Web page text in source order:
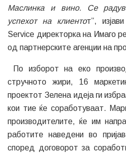
Маслинка и вино. Се
успехот на клиентот”,
Service директорка на Имаго
од партнерските агенции на
По изборот на еко
стручното жири, 16
проектот Зелена идеја ги
кои тие ќе соработуваат.
производителите, ќе им
работите наведени во
според договорот за